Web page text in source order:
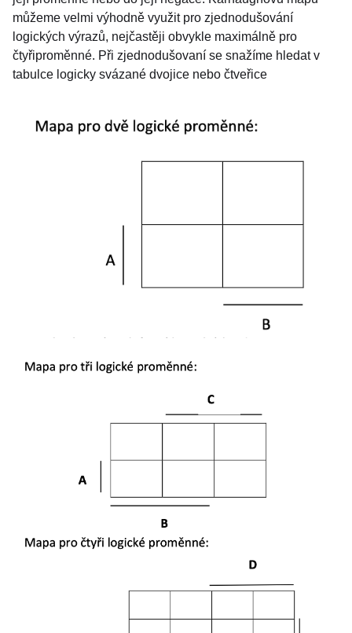
můžeme velmi výhodně využit pro zjednodušování
logických výrazů, nejčastěji obvykle maximálně pro
čtyřiproměnné. Při zjednodušovaní se snažíme hledat v
tabulce logicky svázané dvojice nebo čtveřice